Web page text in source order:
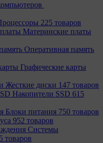
225 товаров
Материнcкие платы
Оперативная память
Графические карты
Жесткие диски 147 товаров
Накопители SSD 615
Блоки питания 750 товаров
952 товаров
Системы
товаров